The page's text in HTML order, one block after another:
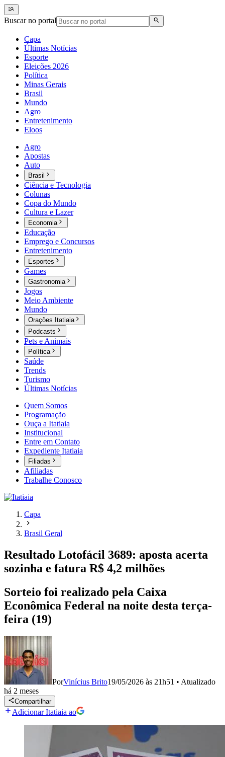
Buscar no portal
Capa
Últimas Notícias
Esporte
Eleições 2026
Política
Minas Gerais
Brasil
Mundo
Agro
Entretenimento
Eloos
Agro
Apostas
Auto
Brasil
Ciência e Tecnologia
Colunas
Copa do Mundo
Cultura e Lazer
Economia
Educação
Emprego e Concursos
Entretenimento
Esportes
Games
Gastronomia
Jogos
Meio Ambiente
Mundo
Orações Itatiaia
Podcasts
Pets e Animais
Política
Saúde
Trends
Turismo
Últimas Notícias
Quem Somos
Programação
Ouça a Itatiaia
Institucional
Entre em Contato
Expediente Itatiaia
Filiadas
Afiliadas
Trabalhe Conosco
Capa
Brasil Geral
Resultado Lotofácil 3689: aposta acerta
sozinha e fatura R$ 4,2 milhões
Sorteio foi realizado pela Caixa
Econômica Federal na noite desta terça-
feira (19)
PorVinícius Brito19/05/2026 às 21h51 • Atualizado
há 2 meses
Compartilhar
Adicionar Itatiaia ao